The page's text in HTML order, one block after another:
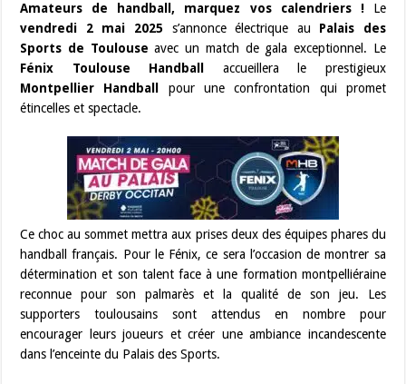
Amateurs de handball, marquez vos calendriers !Le
vendredi 2 mai 2025 s’annonce électrique au Palais des
Sports de Toulouse avec un match de gala exceptionnel. Le
Fénix Toulouse Handball
accueillera le prestigieux
Montpellier Handball
pour une confrontation qui promet
étincelles et spectacle.
Ce choc au sommet mettra aux prises deux des équipes phares du
handball français. Pour le Fénix, ce sera l’occasion de montrer sa
détermination et son talent face à une formation montpelliéraine
reconnue pour son palmarès et la qualité de son jeu. Les
supporters toulousains sont attendus en nombre pour
encourager leurs joueurs et créer une ambiance incandescente
dans l’enceinte du Palais des Sports.